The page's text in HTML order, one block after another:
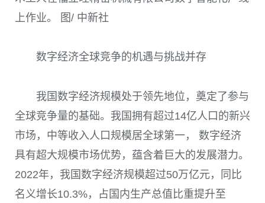
上作业。 图/ 中新社
数字经济全球竞争的机遇与挑战并存
我国数字经济规模处于领先地位，奠定了参与
全球竞争量的基础。我国拥有超过14亿人口的新兴
市场，中等收入人口规模居全球第一， 数字经济
具有超大规模市场优势，蕴含着巨大的发展潜力。
2022年，我国数字经济规模超过50万亿元，同比
名义增长10.3%，占国内生产总值比重提升至